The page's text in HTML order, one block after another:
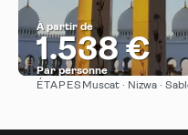
À partir de
1.538 €
Par personne
ÉTAPES Muscat · Nizwa ·